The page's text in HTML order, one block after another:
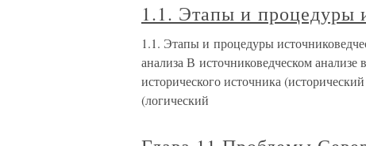
1.1. Этапы и процедуры
1.1. Этапы и процедуры
анализа В источниковедческом
исторического источника
(логический